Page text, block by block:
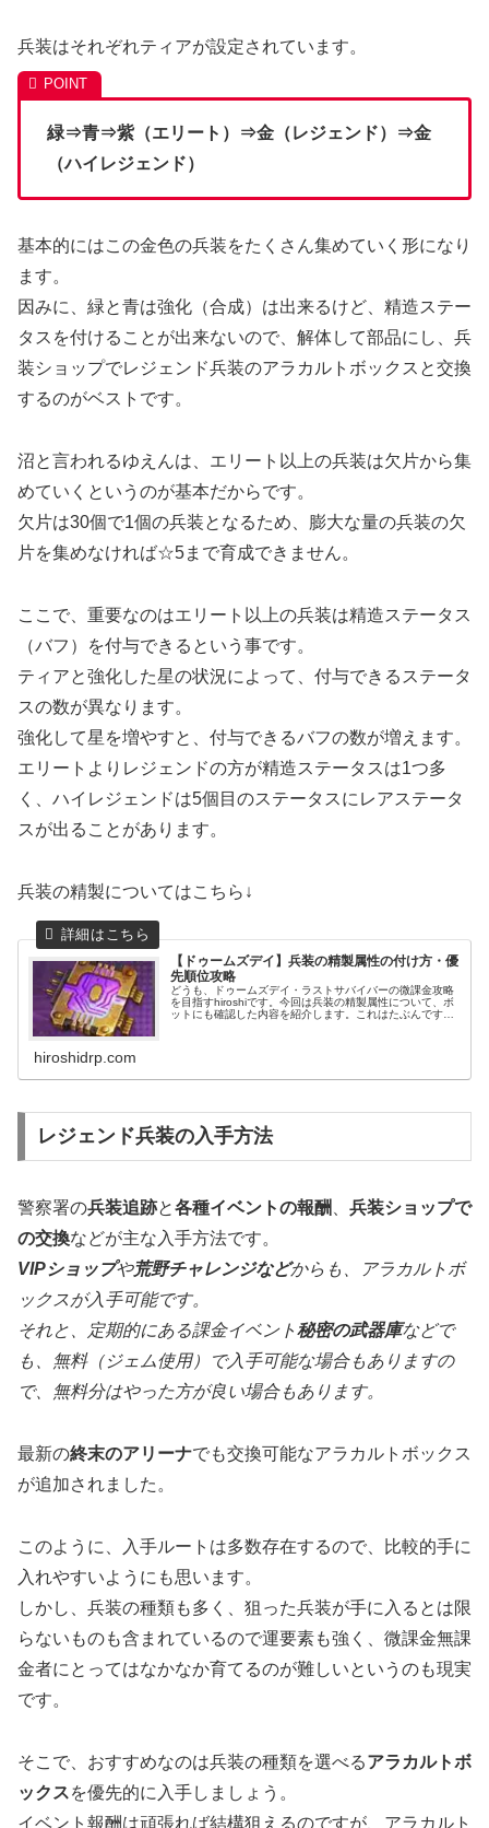
兵装はそれぞれティアが設定されています。
緑⇒青⇒紫（エリート）⇒金（レジェンド）⇒金
（ハイレジェンド）
基本的にはこの金色の兵装をたくさん集めていく形になり
ます。
因みに、緑と青は強化（合成）は出来るけど、精造ステー
タスを付けることが出来ないので、解体して部品にし、兵
装ショップでレジェンド兵装のアラカルトボックスと交換
するのがベストです。
沼と言われるゆえんは、エリート以上の兵装は欠片から集
めていくというのが基本だからです。
欠片は30個で1個の兵装となるため、膨大な量の兵装の欠
片を集めなければ☆5まで育成できません。
ここで、重要なのはエリート以上の兵装は精造ステータス
（バフ）を付与できるという事です。
ティアと強化した星の状況によって、付与できるステータ
スの数が異なります。
強化して星を増やすと、付与できるバフの数が増えます。
エリートよりレジェンドの方が精造ステータスは1つ多
く、ハイレジェンドは5個目のステータスにレアステータ
スが出ることがあります。
兵装の精製についてはこちら↓
【ドゥームズデイ】兵装の精製属性の付け方・優
先順位攻略
どうも、ドゥームズデイ・ラストサバイバーの微課金攻略
を目指すhiroshiです。今回は兵装の精製属性について、ボ
ットにも確認した内容を紹介します。これはたぶんです
hiroshidrp.com
レジェンド兵装の入手方法
警察署の兵装追跡と各種イベントの報酬
兵装ショップで
の交換などが主な入手方法です。
VIPショップや荒野チャレンジなどからも、アラカルトボ
ックスが入手可能です。
それと、定期的にある課金イベント秘密の武器庫などで
も、無料（ジェム使用）
で入手可能な場合もありますの
で、無料分はやった方が良い場合もあります。
最新の終末のアリーナでも交換可能なアラカルトボックス
が追加されました。
このように、入手ルートは多数存在するので、比較的手に
入れやすいようにも思います。
しかし、兵装の種類も多く、狙った兵装が手に入るとは限
らないものも含まれているので運要素も強く、微課金無課
金者にとってはなかなか育てるのが難しいというのも現実
です。
そこで、おすすめなのは兵装の種類を選べるアラカルトボ
ックスを優先的に入手しましょう。
イベント報酬は頑張れば結構狙えるのですが、アラカルト